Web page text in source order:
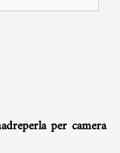
per camera